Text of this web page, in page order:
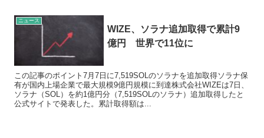
ニュース
WIZE、ソラナ追加取得で累計9
億円 世界で11位に
この記事のポイント7月7日に7,519SOLのソラナを追加取得ソラナ保
有が国内上場企業で最大規模9億円規模に到達株式会社WIZEは7日、
ソラナ（SOL）を約1億円分（7,519SOLのソラナ）追加取得したと
公式サイトで発表した。累計取得額は...